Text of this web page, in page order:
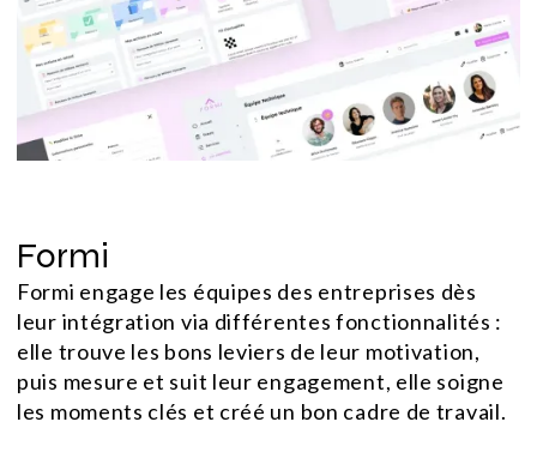
Formi
Formi engage les équipes des entreprises dès
leur intégration via différentes fonctionnalités :
elle trouve les bons leviers de leur motivation,
puis mesure et suit leur engagement, elle soigne
les moments clés et créé un bon cadre de travail.